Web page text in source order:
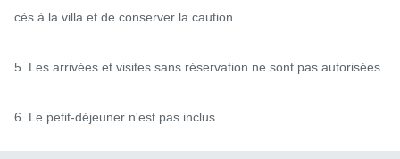
cès à la villa et de conserver la caution.
5. Les arrivées et visites sans réservation ne sont pas autorisées.
6. Le petit-déjeuner n'est pas inclus.